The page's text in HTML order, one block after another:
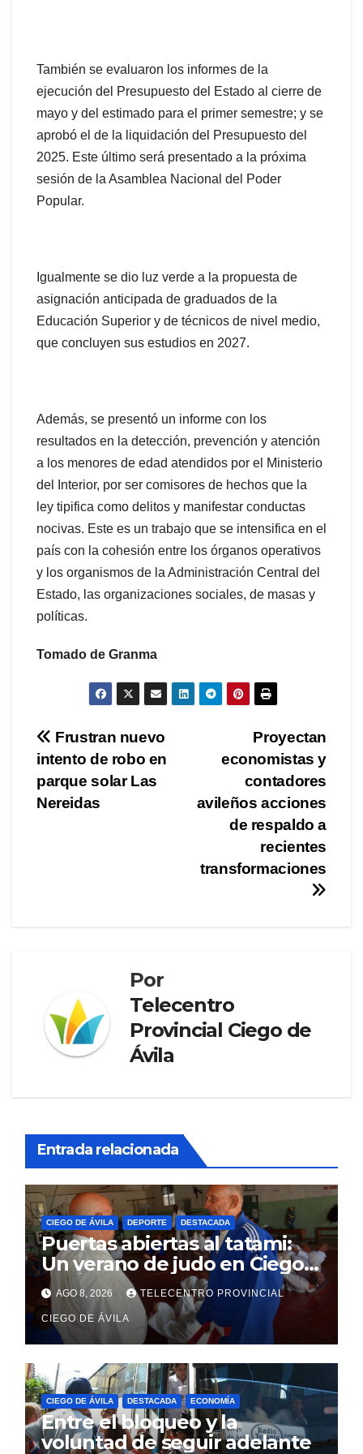
También se evaluaron los informes de la
ejecución del Presupuesto del Estado al cierre de
mayo y del estimado para el primer semestre; y se
aprobó el de la liquidación del Presupuesto del
2025. Este último será presentado a la próxima
sesión de la Asamblea Nacional del Poder
Popular.
Igualmente se dio luz verde a la propuesta de
asignación anticipada de graduados de la
Educación Superior y de técnicos de nivel medio,
que concluyen sus estudios en 2027.
Además, se presentó un informe con los
resultados en la detección, prevención y atención
a los menores de edad atendidos por el Ministerio
del Interior, por ser comisores de hechos que la
ley tipifica como delitos y manifestar conductas
nocivas. Este es un trabajo que se intensifica en el
país con la cohesión entre los órganos operativos
y los organismos de la Administración Central del
Estado, las organizaciones sociales, de masas y
políticas.
Tomado de Granma
Navegación
de
entradas
Proyectan
economistas y
contadores
avileños acciones
de respaldo a
recientes
transformaciones
Frustran nuevo
intento de robo en
parque solar Las
Nereidas
Por
Telecentro
Provincial Ciego de
Ávila
Entrada relacionada
CIEGO DE ÁVILA DEPORTE DESTACADA
Puertas abiertas al tatami:
Un verano de judo en Ciego
de Ávila
AGO 8, 2026 TELECENTRO PROVINCIAL
CIEGO DE ÁVILA
CIEGO DE ÁVILA DESTACADA ECONOMÍA
Entre el bloqueo y la
voluntad de seguir adelante